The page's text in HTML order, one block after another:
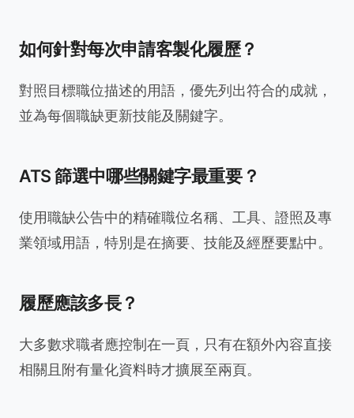
如何針對每次申請客製化履歷？
對照目標職位描述的用語，優先列出符合的成就，
並為每個職缺更新技能及關鍵字。
ATS 篩選中哪些關鍵字最重要？
使用職缺公告中的精確職位名稱、工具、證照及專
業領域用語，特別是在摘要、技能及經歷要點中。
履歷應該多長？
大多數求職者應控制在一頁，只有在額外內容直接
相關且附有量化資料時才擴展至兩頁。